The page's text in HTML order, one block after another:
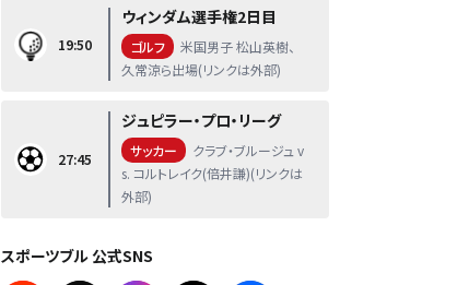
19:50
ウィンダム選手権2日目
ゴルフ
米国男子 松山英樹、
久常涼ら出場(リンクは外部)
27:45
ジュピラー・プロ・リーグ
サッカー
クラブ・ブルージュ v
s. コルトレイク(倍井謙)(リンクは
外部)
スポーツブル 公式SNS